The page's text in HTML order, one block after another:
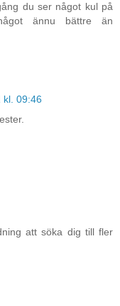
du ser något kul på
ännu bättre än
kl. 09:46
att söka dig till fler